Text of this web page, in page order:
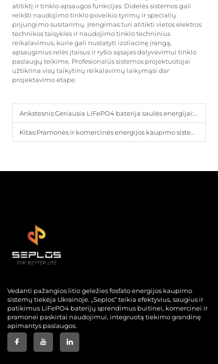
atitiktį ir tinklo apsaugos funkcijas. Didelės sistemos gali
reikšti naudojimo tinklo poveikio tyrimų ir specialių
prijungimo susitarimų. Įrengimas turi atitikti vietos elektros
technikos taisykles ir naudojimo tinklo techninius
reikalavimus, kurie gali nustatyti izoliacinę įrangą,
apsauginius relės įtaisus ir ryšio sąsajas dalyvavimui tinklo
paslaugų teikime. Profesionalūs sistemos projektuotojai
užtikrina visų taikytinų reikalavimų laikymąsi dar
projektavimo etape.
Ankstesnis:Geriausia LiFePO4 baterija saulės energijai: išsami gida
Kitas:Pramonės ir komercinės energijos kaupimo sistemų grąža investicijoms (ROI)
Vedanti pažangios litio geležies fosfato energijos kaupimo
sistemų tiekėja Ukrainoje. „Seplos“ teikia efektyvius, saugius ir
patikimus LiFePO4 baterijų sprendimus buitinei, komercinei ir
pramonei paskirtai naudojimui, integruotą tiekimo grandinę
apimantys paslaugos.